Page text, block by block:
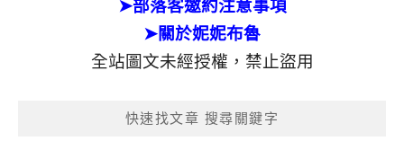
➤部落客邀約注意事項
➤關於妮妮布魯
全站圖文未經授權，禁止盜用
快速找文章 搜尋關鍵字